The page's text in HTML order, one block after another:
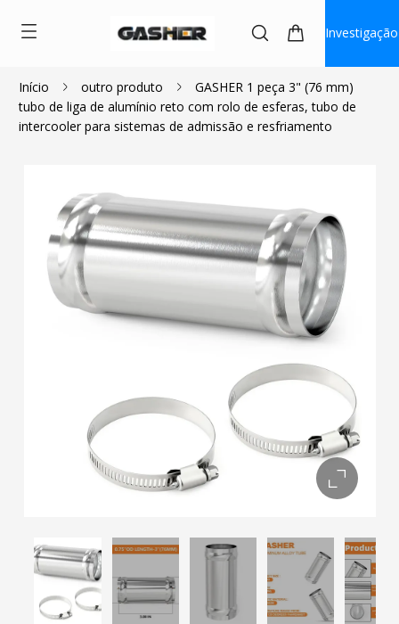
Investigação
Início outro produto
GASHER 1 peça 3" (76 mm)
tubo de liga de alumínio reto com rolo de esferas, tubo de
intercooler para sistemas de admissão e resfriamento
$13.99